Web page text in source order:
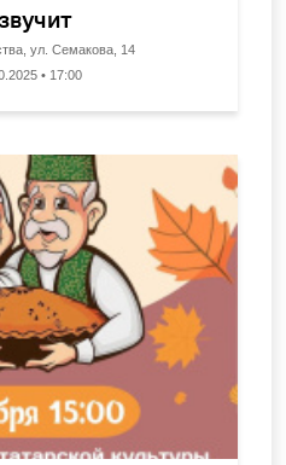
ул. Семакова, 14
• 17:00